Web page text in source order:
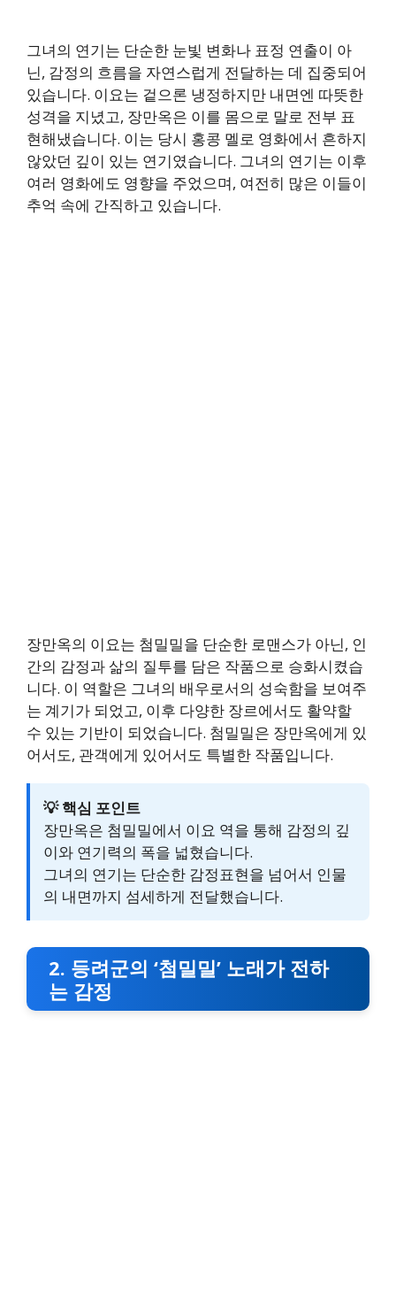
그녀의 연기는 단순한 눈빛 변화나 표정 연출이 아
닌, 감정의 흐름을 자연스럽게 전달하는 데 집중되어
있습니다. 이요는 겉으론 냉정하지만 내면엔 따뜻한
성격을 지녔고, 장만옥은 이를 몸으로 말로 전부 표
현해냈습니다. 이는 당시 홍콩 멜로 영화에서 흔하지
않았던 깊이 있는 연기였습니다. 그녀의 연기는 이후
여러 영화에도 영향을 주었으며, 여전히 많은 이들이
추억 속에 간직하고 있습니다.
장만옥의 이요는 첨밀밀을 단순한 로맨스가 아닌, 인
간의 감정과 삶의 질투를 담은 작품으로 승화시켰습
니다. 이 역할은 그녀의 배우로서의 성숙함을 보여주
는 계기가 되었고, 이후 다양한 장르에서도 활약할
수 있는 기반이 되었습니다. 첨밀밀은 장만옥에게 있
어서도, 관객에게 있어서도 특별한 작품입니다.
💡 핵심 포인트
장만옥은 첨밀밀에서 이요 역을 통해 감정의 깊
이와 연기력의 폭을 넓혔습니다.
그녀의 연기는 단순한 감정표현을 넘어서 인물
의 내면까지 섬세하게 전달했습니다.
2. 등려군의 ‘첨밀밀’ 노래가 전하
는 감정